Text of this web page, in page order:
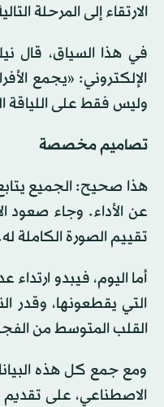
الارتقاء إلى المرحلة
في هذا السياق، قال
الإلكتروني: «يجمع
وليس فقط على اللياقة
تصاميم مخصصة
هذا صحيح: الجميع
عن الأداء. وجاء صعود
تقييم الصورة الكاملة
أما اليوم، فيبدو
التي يقطعونها، وقدر
القلب المتوسط من
ومع جمع كل هذه
الاصطناعي، على